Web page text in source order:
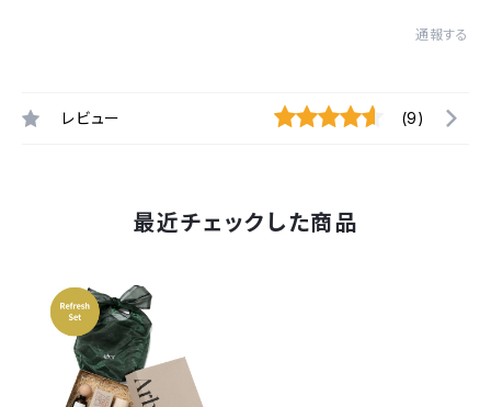
通報する
レビュー (9)
最近チェックした商品